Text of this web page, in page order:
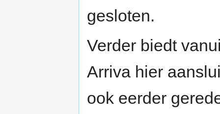
gesloten.
Verder biedt
Arriva hier
ook eerder